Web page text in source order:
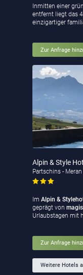
Inmitten einer
entfernt liegt das
einzigartiger
Zur Anfrage
Alpin & Style
Partschins -
Im Alpin &
geprägt von
Urlaubstagen mit
Zur Anfrage
Weitere Hotels